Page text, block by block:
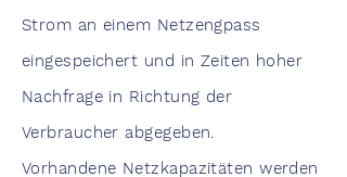
Strom an einem Netzengpass
eingespeichert und in Zeiten hoher
Nachfrage in Richtung der
Verbraucher abgegeben.
Vorhandene Netzkapazitäten werden